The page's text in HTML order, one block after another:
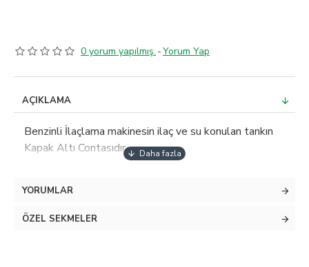
0 yorum yapılmış. -Yorum Yap
AÇIKLAMA
Benzinli İlaçlama makinesin ilaç ve su konulan tankın
Kapak Altı Contasıdır.
UYUMLUDUR.
YORUMLAR
ÖZEL SEKMELER